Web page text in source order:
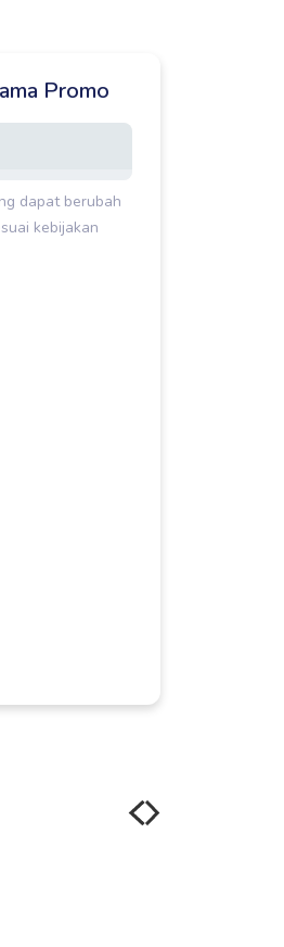
Promo
dapat berubah
kebijakan